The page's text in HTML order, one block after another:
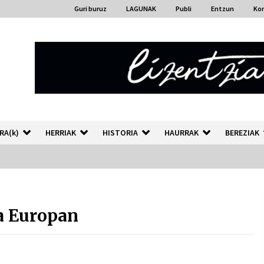
Guri buruz LAGUNAK Publi Entzun
HERRIAK HISTORIA HAURRAK BEREZIAK
Europan